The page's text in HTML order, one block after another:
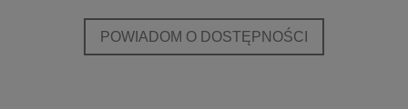
POWIADOM O DOSTĘPNOŚCI